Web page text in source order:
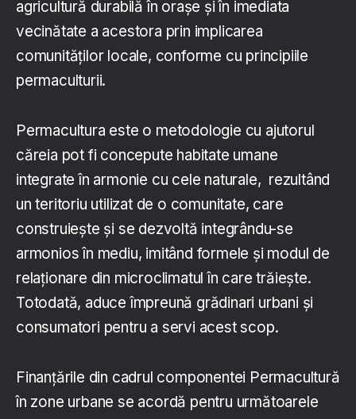
agricultură durabilă în oraşe şi în imediata
vecinătate a acestora prin implicarea
comunităţilor locale, conforme cu principiile
permaculturii.
Permacultura este o metodologie cu ajutorul
căreia pot fi concepute habitate umane
integrate în armonie cu cele naturale, rezultând
un teritoriu utilizat de o comunitate, care
construieşte şi se dezvoltă integrându-se
armonios în mediu, imitând formele şi modul de
relaţionare din microclimatul în care trăieşte.
Totodată, aduce împreună grădinari urbani şi
consumatori pentru a servi acest scop.
Finanţările din cadrul componentei Permacultură
în zone urbane se acordă pentru următoarele